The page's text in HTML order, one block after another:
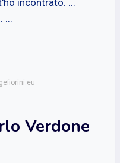
...
Verdone